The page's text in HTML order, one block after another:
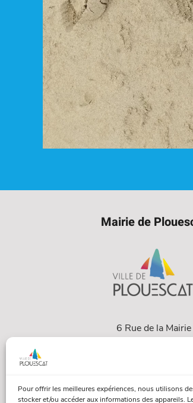
Pour offrir les meilleures expériences, nous utilisons
stocker et/ou accéder aux informations des appareils.
Mairie de
6 Rue de la Mairie